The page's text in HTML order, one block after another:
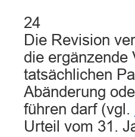
24
Die Revision
die ergänzende
tatsächlichen
Abänderung
führen darf (vgl.
Urteil vom 31.